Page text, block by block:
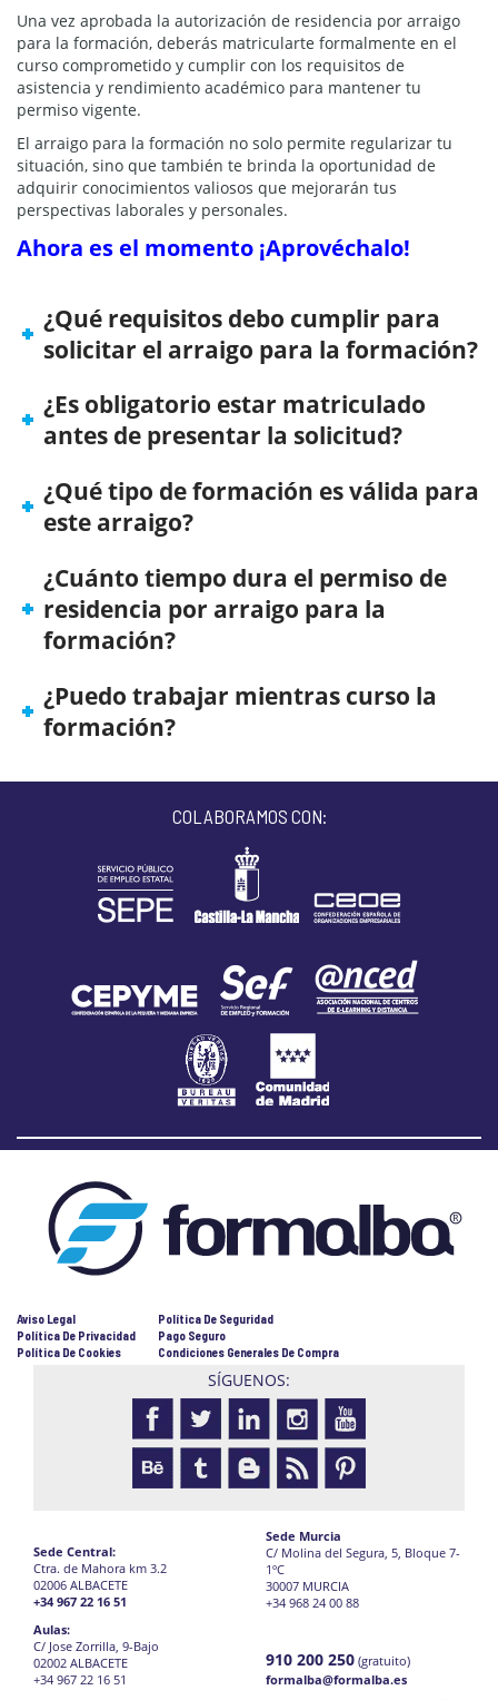
Una vez aprobada la autorización de residencia por arraigo
para la formación, deberás matricularte formalmente en el
curso comprometido y cumplir con los requisitos de
asistencia y rendimiento académico para mantener tu
permiso vigente.
El arraigo para la formación no solo permite regularizar tu
situación, sino que también te brinda la oportunidad de
adquirir conocimientos valiosos que mejorarán tus
perspectivas laborales y personales.
Ahora es el momento ¡Aprovéchalo!
¿Qué requisitos debo cumplir para
solicitar el arraigo para la formación?
¿Es obligatorio estar matriculado
antes de presentar la solicitud?
¿Qué tipo de formación es válida para
este arraigo?
¿Cuánto tiempo dura el permiso de
residencia por arraigo para la
formación?
¿Puedo trabajar mientras curso la
formación?
COLABORAMOS CON:
Aviso Legal
Política De Privacidad
Política De Cookies
Política De Seguridad
Pago Seguro
Condiciones Generales De Compra
SÍGUENOS:
Sede Central:
Ctra. de Mahora km 3.2
02006 ALBACETE
+34 967 22 16 51
Aulas:
C/ Jose Zorrilla, 9-Bajo
02002 ALBACETE
+34 967 22 16 51
Sede Murcia
C/ Molina del Segura, 5, Bloque 7-
1ºC
30007 MURCIA
+34 968 24 00 88
910 200 250 (gratuito)
formalba@formalba.es